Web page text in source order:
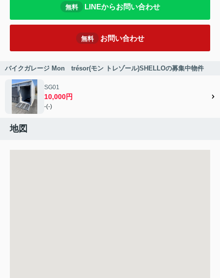
無料 LINEからお問い合わせ
無料 お問い合わせ
バイクガレージ Mon trésor(モン トレゾール)SHELLOの募集中物件
SG01
10,000円
-(-)
地図